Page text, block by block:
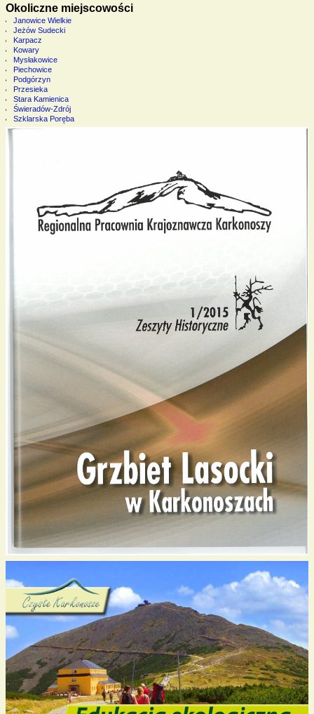
Okoliczne miejscowości
Janowice Wielkie
Jeżów Sudecki
Karpacz
Kowary
Mysłakowice
Piechowice
Podgórzyn
Przesieka
Stara Kamienica
Świeradów-Zdrój
Szklarska Poręba